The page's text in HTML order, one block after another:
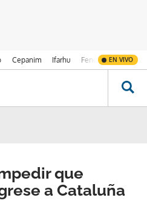
Cepanim Ifarhu Fenómeno de El
EN VIVO
que
a Cataluña